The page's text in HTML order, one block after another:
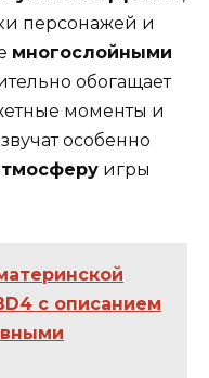
персонажей и
многослойными
обогащает
моменты и
особенно
игры
с описанием